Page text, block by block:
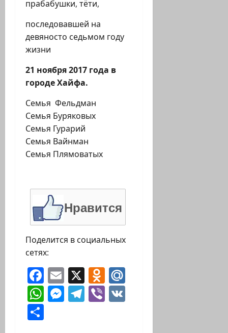
прабабушки, тёти,
последовавшей на
девяносто седьмом году
жизни
21 ноября 2017 года в
городе Хайфа.
Семья Фельдман
Семья Буряковых
Семья Гурарий
Семья Вайнман
Семья Плямоватых
Нравится
Поделится в социальных
сетях:
Facebook
Email
X Odnoklassniki
WhatsApp
Messenger
Telegram
Viber